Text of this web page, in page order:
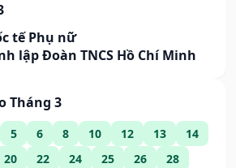
tế Phụ nữ
lập Đoàn TNCS Hồ Chí Minh
Tháng 3
5 6 8 10 12 13
14
20 22 24 25 26
28